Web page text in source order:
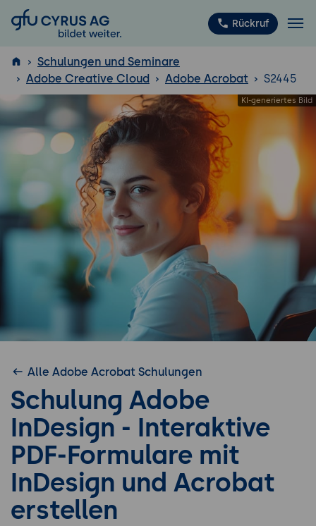
GFU Cyrus AG Rückruf
ISTQB ®
Schulungen und Seminare
Adobe Creative Cloud
Adobe Acrobat S2445
Alle Adobe Acrobat Schulungen
Schulung Adobe
InDesign - Interaktive
PDF-Formulare mit
InDesign und Acrobat
erstellen